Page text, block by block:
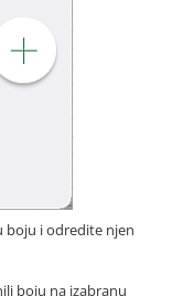
boju i odredite njen
boju na izabranu